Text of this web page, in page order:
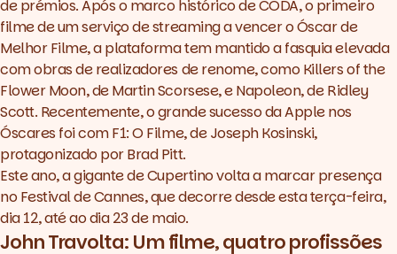
de prémios. Após o marco histórico deCODA, o primeiro
filme de um serviço de streaming a vencer o Óscar de
Melhor Filme, a plataforma tem mantido a fasquia elevada
com obras de realizadores de renome, comoKillers of the
Flower Moon, de Martin Scorsese, eNapoleon, de Ridley
Scott. Recentemente, o grande sucesso da Apple nos
Óscares foi comF1: O Filme, de Joseph Kosinski,
protagonizado por Brad Pitt.
Este ano, a gigante de Cupertino volta a marcar presença
no Festival de Cannes, que decorre desde esta terça-feira,
dia 12, até ao dia 23 de maio.
John Travolta: Um filme, quatro profissões